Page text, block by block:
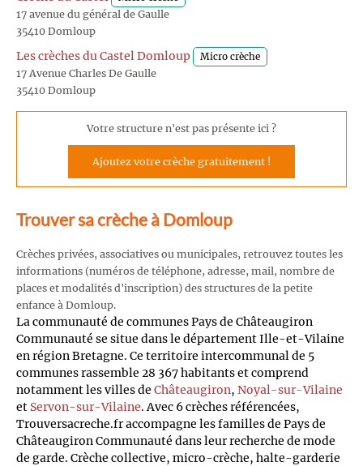
17 avenue du général de Gaulle
35410 Domloup
Les crèches du Castel Domloup Micro crèche
17 Avenue Charles De Gaulle
35410 Domloup
Votre structure n'est pas présente ici ?
Ajoutez votre crèche gratuitement !
Trouver sa crèche à Domloup
Crèches privées, associatives ou municipales, retrouvez toutes les
informations (numéros de téléphone, adresse, mail, nombre de
places et modalités d'inscription) des structures de la petite
enfance à Domloup.
La communauté de communes Pays de Châteaugiron
Communauté se situe dans le département Ille-et-Vilaine
en région Bretagne. Ce territoire intercommunal de 5
communes rassemble 28 367 habitants et comprend
notamment les villes de Châteaugiron, Noyal-sur-Vilaine
et Servon-sur-Vilaine. Avec 6 crèches référencées,
Trouversacreche.fr accompagne les familles de Pays de
Châteaugiron Communauté dans leur recherche de mode
de garde. Crèche collective, micro-crèche, halte-garderie